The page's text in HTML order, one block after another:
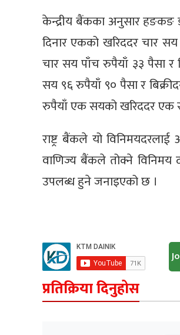
केन्द्रीय बैंकका अनुसार हङकङ
दिनार एकको खरिददर चार
चार सय पाँच रुपैयाँ ३३ पैसा र
सय ९६ रुपैयाँ ९० पैसा र
रुपैयाँ एक सयको खरिददर एक
राष्ट्र बैंकले यो
वाणिज्य बैंकले तोक्ने विनिमय
उपलब्ध हुने जनाइएको छ ।
प्रतिक्रिया दिनुहोस